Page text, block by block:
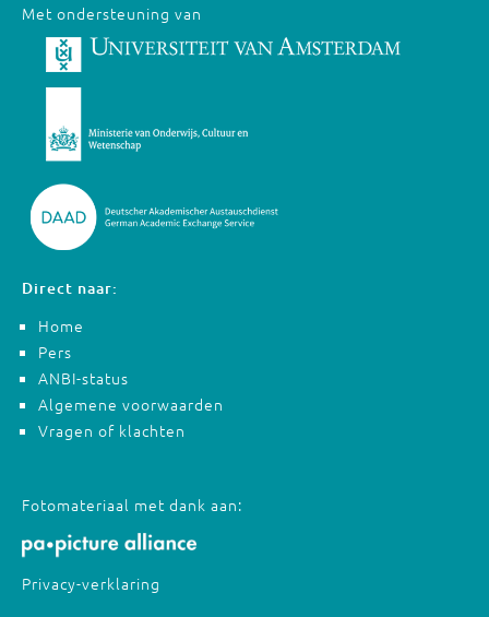
Met ondersteuning van
Direct naar:
Home
Pers
ANBI-status
Algemene voorwaarden
Vragen of klachten
Fotomateriaal met dank aan:
Privacy-verklaring